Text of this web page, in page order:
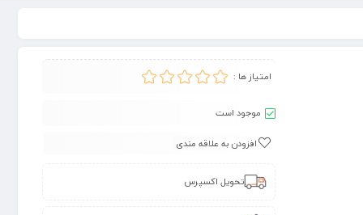
امتیاز ها :
موجود است
افزودن به علاقه مندی
تحویل اکسپرس